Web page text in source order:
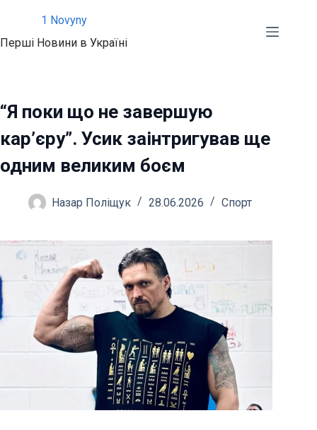
вмісту
1 Novyny
Перші Новини в Україні
“Я поки що не завершую
кар’єру”. Усик заінтригував ще
одним великим боєм
Назар Поліщук 28.06.2026 Спорт